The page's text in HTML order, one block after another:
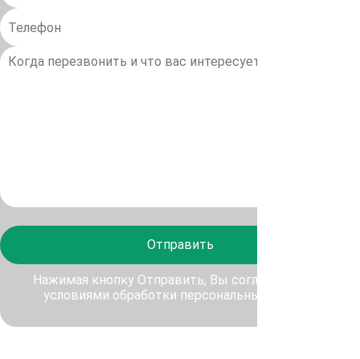
Отправить
Нажимая кнопку Отправить, Вы соглашаетесь с
условиями обработки персональных данных